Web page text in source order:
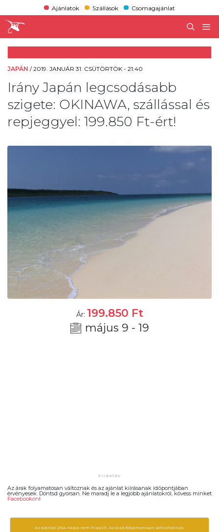
Ajánlatok Szállások Csomagajánlat
JAPÁN /2019. JANUÁR 31. CSÜTÖRTÖK - 21:40
Irány Japán legcsodásabb
szigete: OKINAWA, szállással és
repjeggyel: 199.850 Ft-ért!
Ár: 199.850 Ft
május 9 - 19
Az árak folyamatosan változnak és az ajánlat kiírásanak időpontjában
érvényesek. Döntsd gyorsan. Ne maradj le a legjobb ajánlatokról, kövess minket
Facebookon!
Az ajánlat 2744 napja nem frissült. Az árak folyamatosan változhatnak,